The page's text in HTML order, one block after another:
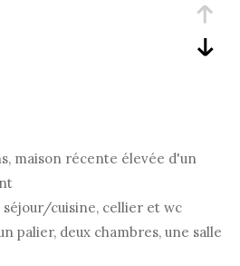
maison récente élevée d'un
séjour/cuisine, cellier et wc
palier, deux chambres, une salle